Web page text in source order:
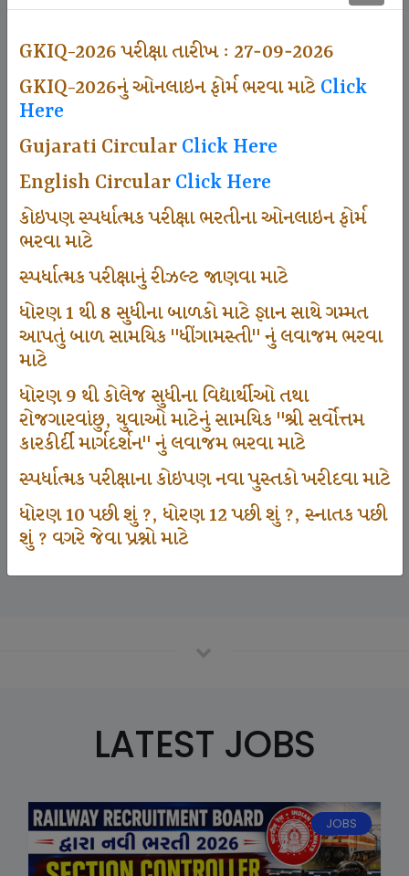
GKIQ-2026 પરીક્ષા તારીખ : 27-09-2026
GKIQ-2026નું ઓનલાઇન ફોર્મ ભરવા માટેClick
Here
Gujarati CircularClick Here
English CircularClick Here
કોઇપણ સ્પર્ધાત્મક પરીક્ષા ભરતીના ઓનલાઇન ફોર્મ
ભરવા માટે
સ્પર્ધાત્મક પરીક્ષાનું રીઝલ્ટ જાણવા માટે
ધોરણ 1 થી 8 સુધીના બાળકો માટે જ્ઞાન સાથે ગમ્મત
આપતું બાળ સામયિક "ધીંગામસ્તી" નું લવાજમ ભરવા
માટે
ધોરણ 9 થી કોલેજ સુધીના વિદ્યાર્થીઓ તથા
રોજગારવાંછુ, યુવાઓ માટેનું સામયિક "શ્રી સર્વોત્તમ
કારકીર્દી માર્ગદર્શન" નું લવાજમ ભરવા માટે
સ્પર્ધાત્મક પરીક્ષાના કોઇપણ નવા પુસ્તકો ખરીદવા માટે
ધોરણ 10 પછી શું ?, ધોરણ 12 પછી શું ?, સ્નાતક પછી
શું ? વગરે જેવા પ્રશ્નો માટે
497
Dhingamasti Subscription
666
1000
Participate School In GKIQ
125000
LATEST JOBS
JOBS